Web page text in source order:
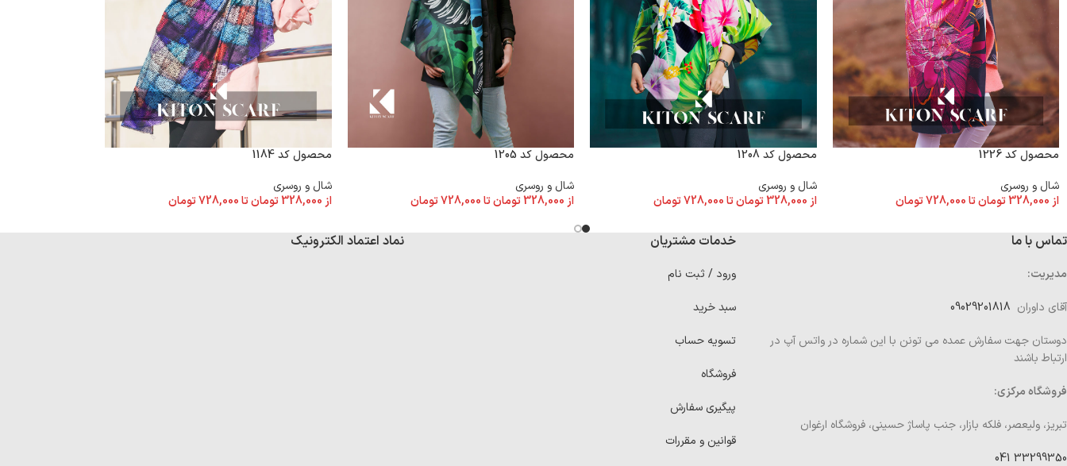
محصول کد 1226
شال و روسری
از 328,000تومانتا728,000تومان
محصول کد 1208
شال و روسری
از 328,000 تومانتا728,000تومان
محصول کد 1205
شال و روسری
از328,000تومانتا728,000تومان
محصول کد 1184
شال و روسری
از 328,000 تومانتا728,000تومان
تماس با ما
مدیریت:
آقای داوران
دوستان جهت سفارش عمده می تونن با این شماره در واتس آپ در
ارتباط باشند
فروشگاه مرکزی:
تبریز، ولیعصر، فلکه بازار، جنب پاساژ حسینی، فروشگاه ارغوان
33299350 041
خدمات مشتریان
ورود / ثبت نام
سبد خرید
تسویه حساب
فروشگاه
پیگیری سفارش
قوانین و مقررات
نماد اعتماد الکترونیک